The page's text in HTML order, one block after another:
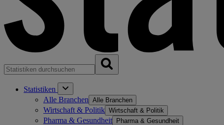
Statistiken
Alle Branchen Alle Branchen
Wirtschaft & Politik Wirtschaft & Politik
Pharma & Gesundheit Pharma & Gesundheit